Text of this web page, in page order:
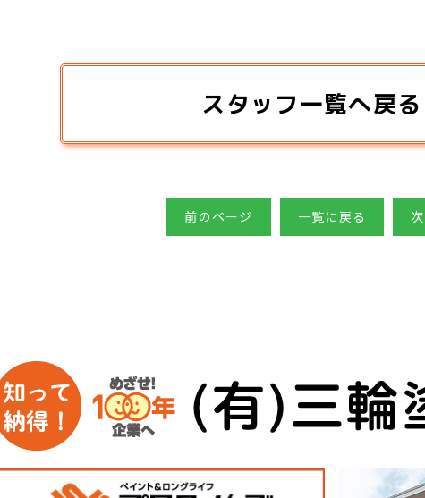
スタッフ一覧へ戻る
前のページ 一覧に戻る